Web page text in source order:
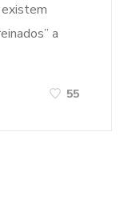
existem
a
55